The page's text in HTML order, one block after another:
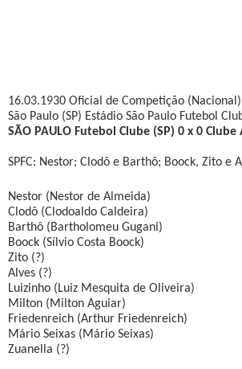
16.03.1930 Oficial de Competição
São Paulo (SP) Estádio São Paulo Futebol
SÃO PAULO Futebol Clube (SP) 0 x 0 Clube
SPFC: Nestor; Clodô e Barthô; Boock, Zito
Nestor (Nestor de Almeida)
Clodô (Clodoaldo Caldeira)
Barthô (Bartholomeu Gugani)
Boock (Sílvio Costa Boock)
Zito (?)
Alves (?)
Luizinho (Luiz Mesquita de Oliveira)
Milton (Milton Aguiar)
Friedenreich (Arthur Friedenreich)
Mário Seixas (Mário Seixas)
Zuanella (?)